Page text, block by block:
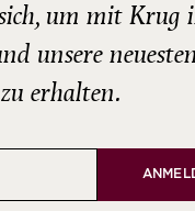
um mit Krug
unsere neuesten
erhalten.